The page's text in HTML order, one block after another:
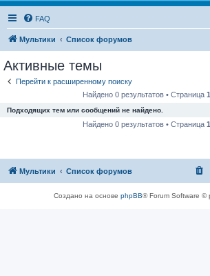
FAQ
Мультики Список форумов
Активные темы
Перейти к расширенному поиску
Найдено 0 результатов • Страница 1
Подходящих тем или сообщений не найдено.
Найдено 0 результатов • Страница 1
Мультики Список форумов
Создано на основе phpBB® Forum Software ©